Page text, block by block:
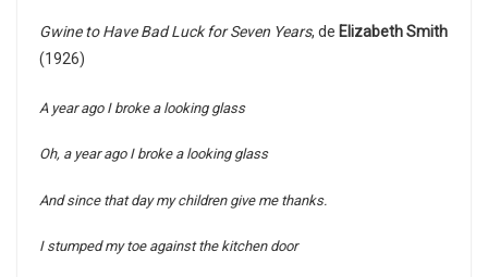
Gwine to Have Bad Luck for Seven Years, de Elizabeth Smith
(1926)
A year ago I broke a looking glass
Oh, a year ago I broke a looking glass
And since that day my children give me thanks.
I stumped my toe against the kitchen door